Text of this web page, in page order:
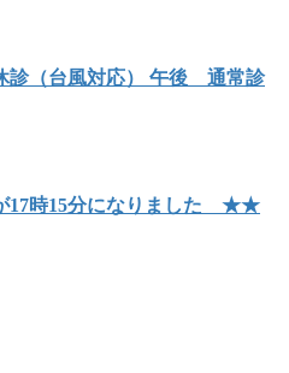
台風対応） 午後 通常診
時15分になりました ★★